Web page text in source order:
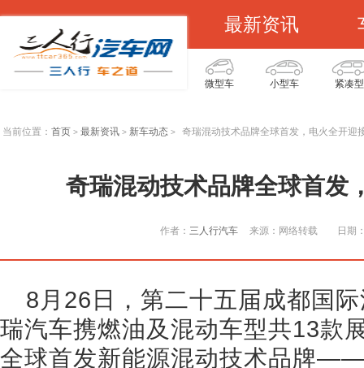
最新资讯
微型车 小型车 紧凑型
当前位置： 首页 > 最新资讯 > 新车动态 > 奇瑞混动技术品牌全球首发，电火全开迎
奇瑞混动技术品牌全球首发
作者： 三人行汽车 来源：网络转载 日期
8月26日，第二十五届成都国
瑞汽车携燃油及混动车型共13款
全球首发新能源混动技术品牌